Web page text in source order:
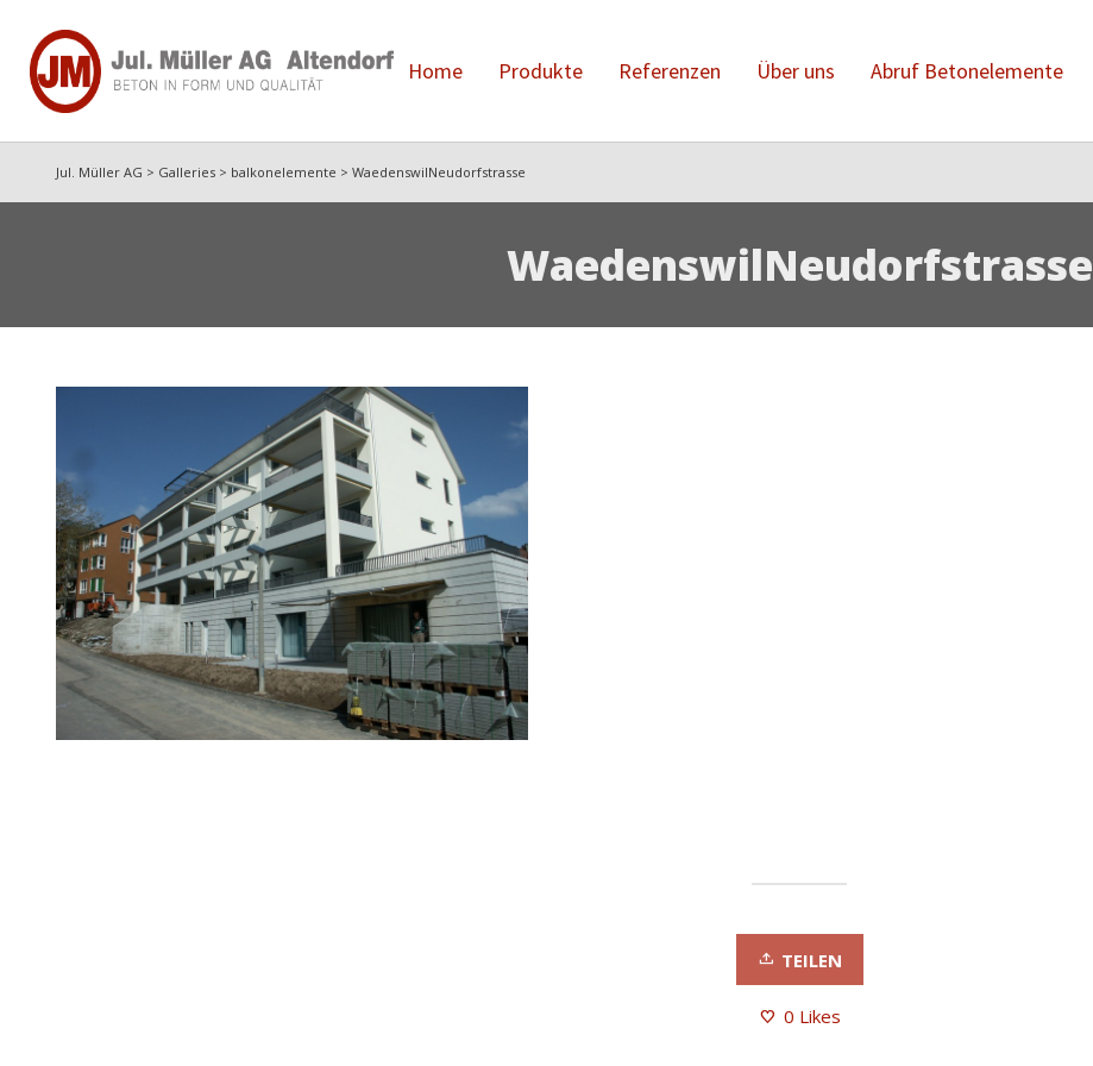
Home Produkte Referenzen Über uns Abruf Betonelemente
Jul. Müller AG > Galleries > balkonelemente > WaedenswilNeudorfstrasse
WaedenswilNeudorfstrasse
TEILEN
0 Likes